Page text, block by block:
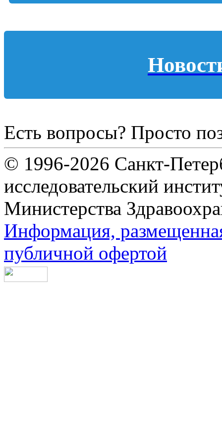
Есть вопросы? Просто
© 1996-2026 Санкт-
исследовательский
Министерства
Информация,
публичной офертой